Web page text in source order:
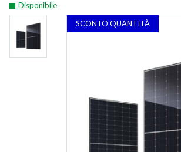
SCONTO QUANTITÀ
Disponibile